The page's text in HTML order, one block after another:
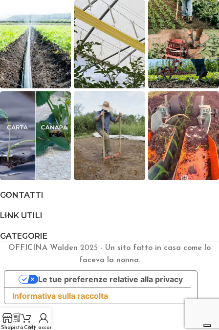
CONTATTI
LINK UTILI
CATEGORIE
OFFICINA Walden 2025 - Un sito fatto in casa come lo
faceva la nonna.
ShopLista Cart
My account
Informativa sulla raccolta
Le tue preferenze relative alla privacy